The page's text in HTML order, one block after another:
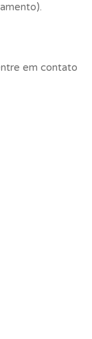
em contato